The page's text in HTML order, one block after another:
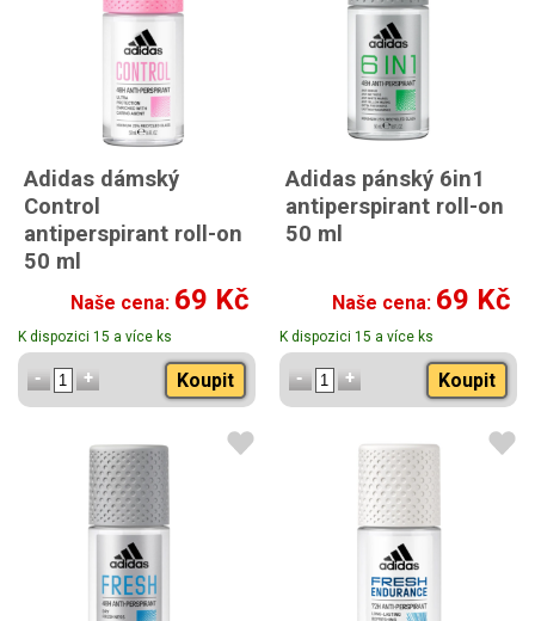
Adidas dámský
Control
antiperspirant roll-on
50 ml
Naše cena: 69 Kč
K dispozici 15 a více ks
Koupit
Adidas pánský 6in1
antiperspirant roll-on
50 ml
Naše cena: 69 Kč
K dispozici 15 a více ks
Koupit